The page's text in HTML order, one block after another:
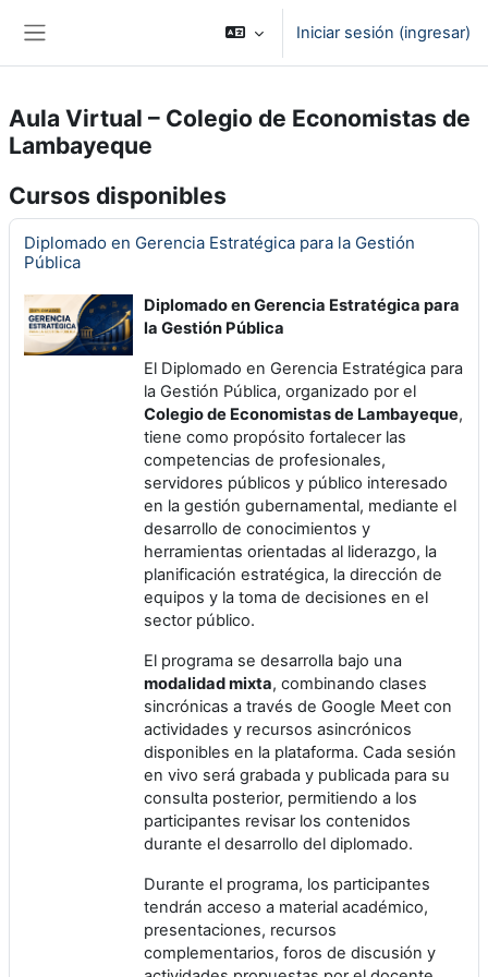
Iniciar sesión (ingresar)
Aula Virtual – Colegio de Economistas de
Lambayeque
Cursos disponibles
Diplomado en Gerencia Estratégica para la Gestión
Pública
Diplomado en Gerencia Estratégica para
la Gestión Pública
El Diplomado en Gerencia Estratégica para
la Gestión Pública, organizado por el
Colegio de Economistas de Lambayeque,
tiene como propósito fortalecer las
competencias de profesionales,
servidores públicos y público interesado
en la gestión gubernamental, mediante el
desarrollo de conocimientos y
herramientas orientadas al liderazgo, la
planificación estratégica, la dirección de
equipos y la toma de decisiones en el
sector público.
El programa se desarrolla bajo una
modalidad mixta, combinando clases
sincrónicas a través de Google Meet con
actividades y recursos asincrónicos
disponibles en la plataforma. Cada sesión
en vivo será grabada y publicada para su
consulta posterior, permitiendo a los
participantes revisar los contenidos
durante el desarrollo del diplomado.
Durante el programa, los participantes
tendrán acceso a material académico,
presentaciones, recursos
complementarios, foros de discusión y